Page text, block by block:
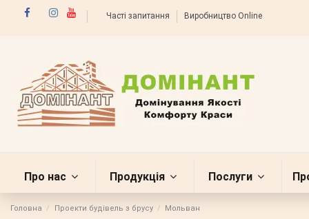
Часті запитання Виробництво Online
Про нас Продукція Послуги
Головна Проекти будівель з брусу Мольван